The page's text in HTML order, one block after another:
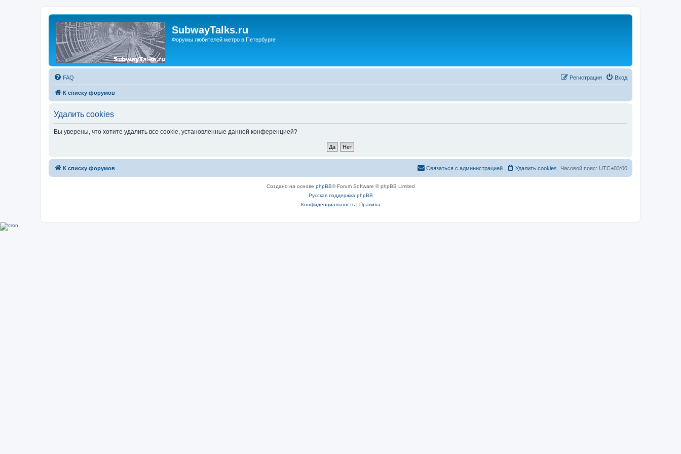
SubwayTalks.ru
Форумы любителей метро в Петербурге
FAQ Вход
Регистрация
К списку форумов
Удалить cookies
Вы уверены, что хотите удалить все cookie, установленные данной конференцией?
К списку форумов Часовой пояс: UTC+03:00
Удалить cookies
Связаться с администрацией
Создано на основе phpBB® Forum Software © phpBB Limited
Русская поддержка phpBB
Конфиденциальность| Правила